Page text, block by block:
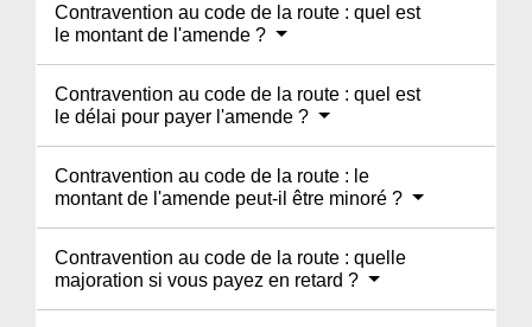
Contravention au code de la route : quel est
le montant de l'amende ?
Contravention au code de la route : quel est
le délai pour payer l'amende ?
Contravention au code de la route : le
montant de l'amende peut-il être minoré ?
Contravention au code de la route : quelle
majoration si vous payez en retard ?